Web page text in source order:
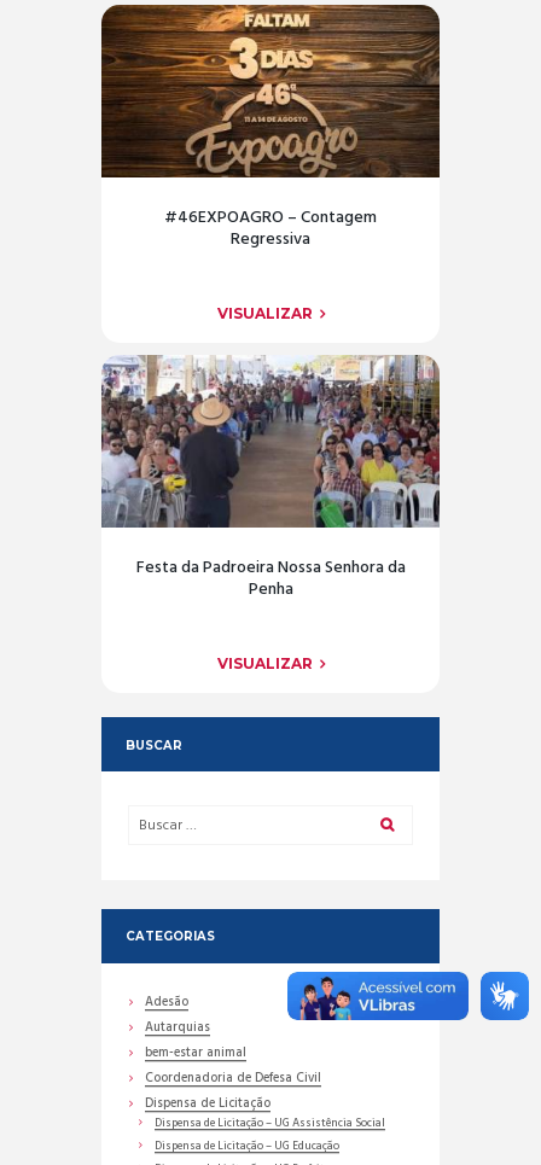
#46EXPOAGRO – Contagem
Regressiva
VISUALIZAR
Festa da Padroeira Nossa Senhora da
Penha
VISUALIZAR
BUSCAR
CATEGORIAS
Adesão
Autarquias
bem-estar animal
Coordenadoria de Defesa Civil
Dispensa de Licitação
Dispensa de Licitação – UG Assistência Social
Dispensa de Licitação – UG Educação